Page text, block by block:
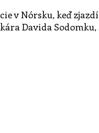
v Nórsku, keď
Davida